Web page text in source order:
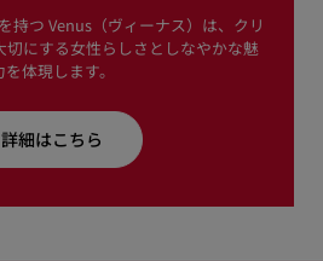
持つ Venus（ヴィーナス）は、クリ
切にする女性らしさとしなやかな魅
を体現します。
詳細はこちら